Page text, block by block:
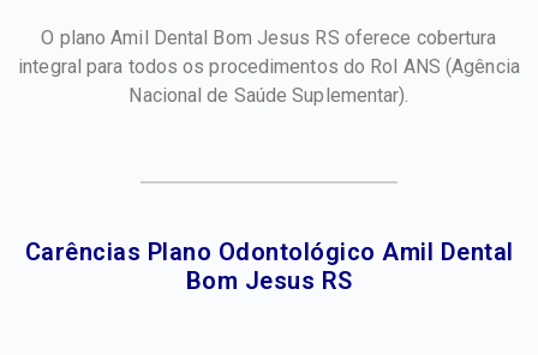
O plano Amil Dental Bom Jesus RS oferece cobertura
integral para todos os procedimentos do Rol ANS (Agência
Nacional de Saúde Suplementar).
Carências Plano Odontológico Amil Dental
Bom Jesus RS​